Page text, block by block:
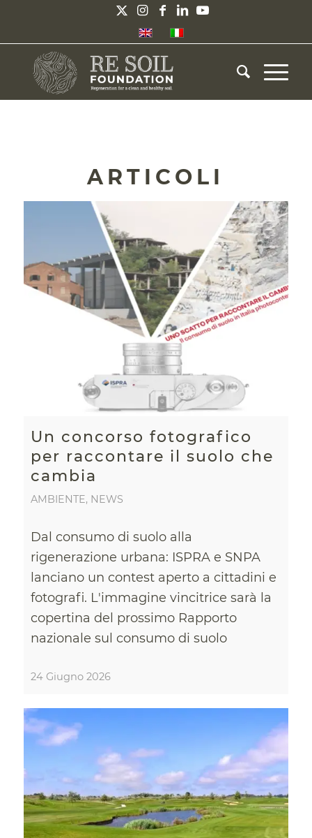
ARTICOLI
Un concorso fotografico
per raccontare il suolo che
cambia
AMBIENTE, NEWS
Dal consumo di suolo alla
rigenerazione urbana: ISPRA e SNPA
lanciano un contest aperto a cittadini e
fotografi. L'immagine vincitrice sarà la
copertina del prossimo Rapporto
nazionale sul consumo di suolo
24 Giugno 2026